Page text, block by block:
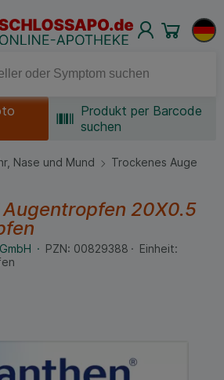
Produkt per Barcode
suchen
Nase und Mund Trockenes Auge
Augentropfen 20X0.5
PZN: 00829388
Einheit: